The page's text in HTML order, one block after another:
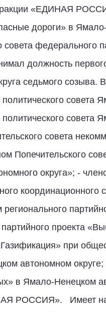
«ЕДИНАЯ
дороги» в
совета федерального
должность
седьмого
политического
политического
совета
Попечительского
округа»; -
регионального
проекта
при
автономном
в Ямало-Ненецком
РОССИЯ». Имеет